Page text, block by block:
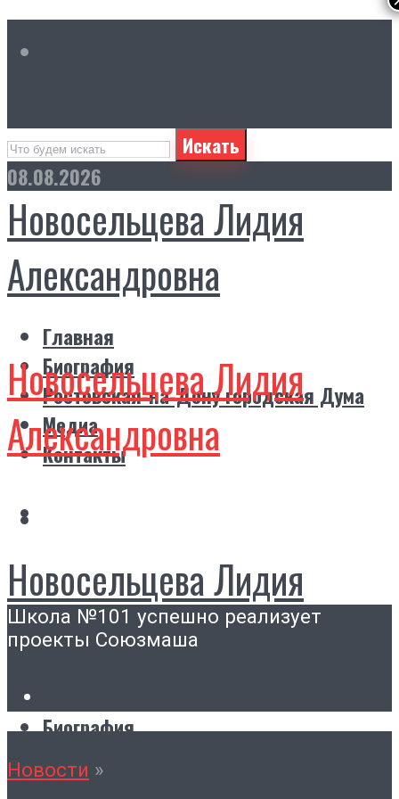
Искать
08.08.2026
Новосельцева Лидия
Александровна
Главная
Биография
Ростовская-на-Дону городская Дума
Медиа
Контакты
Новосельцева Лидия
Александровна
Новосельцева Лидия
Александровна
Биография
Медиа
Школа №101 успешно реализует
проекты Союзмаша
Новости »